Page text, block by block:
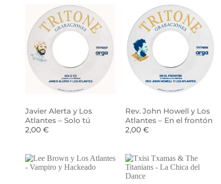
Javier Alerta y Los
Atlantes – Solo tú
2,00 €
Rev. John Howell y Los
Atlantes – En el frontón
2,00 €